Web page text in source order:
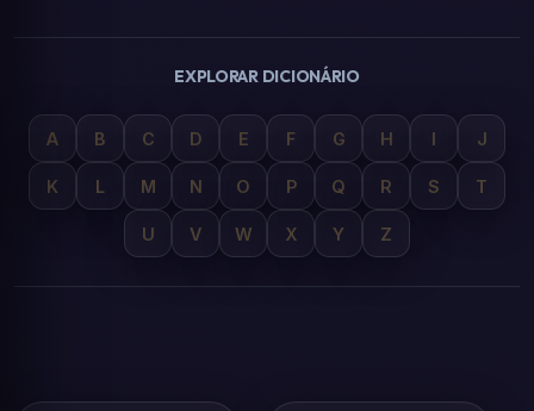
EXPLORAR DICIONÁRIO
A B C D E F G H I J
K L M N O P Q R S T
U V W X Y Z